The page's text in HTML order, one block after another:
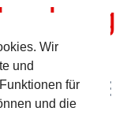
Wir
und
für
und die